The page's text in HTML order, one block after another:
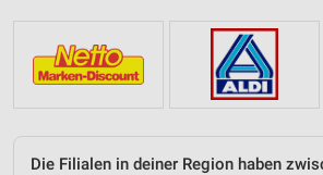
Die Filialen in deiner Region haben